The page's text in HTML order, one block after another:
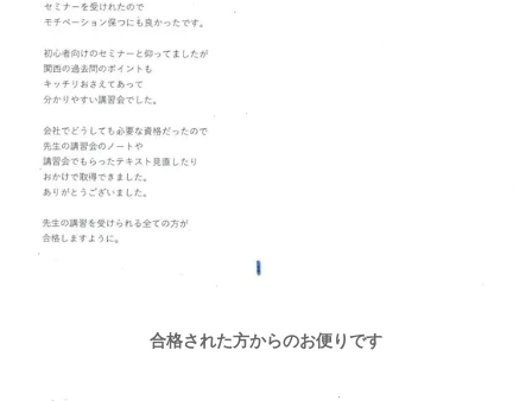
合格された方からのお便りです